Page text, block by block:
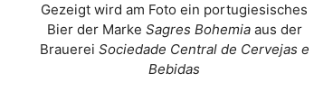
Gezeigt wird am Foto ein portugiesisches
Bier der Marke Sagres Bohemiaaus der
Brauerei Sociedade Central de Cervejas e
Bebidas